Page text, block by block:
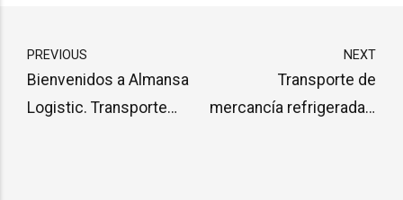
PREVIOUS
Bienvenidos a Almansa
Logistic. Transporte
NEXT
Transporte de
mercancía refrigerada y